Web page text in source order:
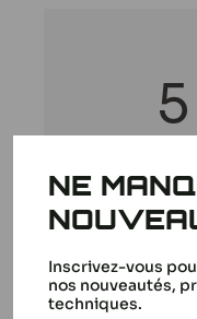
5
5
3
2
1
NE
Inscrivez-vous
nos nouveautés,
techniques.